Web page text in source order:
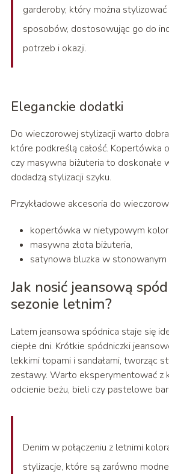
garderoby, który można
sposobów, dostosowując go do
potrzeb i okazji.
Eleganckie dodatki
Do wieczorowej stylizacji warto
które podkreślą całość. Kopertówka
czy masywna biżuteria to doskonałe
dodadzą stylizacji szyku.
Przykładowe akcesoria do
kopertówka w nietypowym
masywna złota biżuteria,
satynowa bluzka w stonowanym
Jak nosić jeansową
sezonie letnim?
Latem jeansowa spódnica staje się
ciepłe dni. Krótkie spódniczki
lekkimi topami i sandałami, tworząc
zestawy. Warto eksperymentować z
odcienie beżu, bieli czy pastelowe
Denim w połączeniu z letnimi
stylizacje, które są zarówno